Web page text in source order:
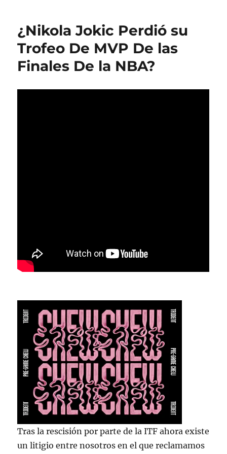
¿Nikola Jokic Perdió su
Trofeo De MVP De las
Finales De la NBA?
Tras la rescisión por parte de la ITF ahora existe
un litigio entre nosotros en el que reclamamos